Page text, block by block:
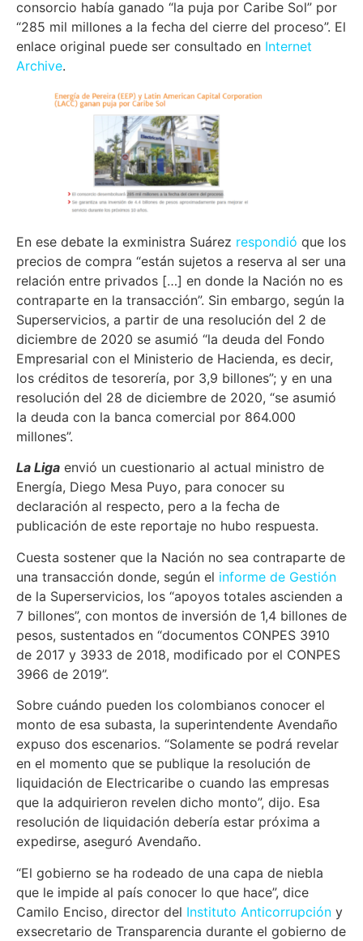
consorcio había ganado “la puja por Caribe Sol” por
“285 mil millones a la fecha del cierre del proceso”. El
enlace original puede ser consultado en Internet
Archive.
En ese debate la exministra Suárez respondió que los
precios de compra “están sujetos a reserva al ser una
relación entre privados […] en donde la Nación no es
contraparte en la transacción”. Sin embargo, según la
Superservicios, a partir de una resolución del 2 de
diciembre de 2020 se asumió “la deuda del Fondo
Empresarial con el Ministerio de Hacienda, es decir,
los créditos de tesorería, por 3,9 billones”; y en una
resolución del 28 de diciembre de 2020, “se asumió
la deuda con la banca comercial por 864.000
millones”.
La Liga envió un cuestionario al actual ministro de
Energía, Diego Mesa Puyo, para conocer su
declaración al respecto, pero a la fecha de
publicación de este reportaje no hubo respuesta.
Cuesta sostener que la Nación no sea contraparte de
una transacción donde, según el informe de Gestión
de la Superservicios, los “apoyos totales ascienden a
7 billones”, con montos de inversión de 1,4 billones de
pesos, sustentados en “documentos CONPES 3910
de 2017 y 3933 de 2018, modificado por el CONPES
3966 de 2019”.
Sobre cuándo pueden los colombianos conocer el
monto de esa subasta, la superintendente Avendaño
expuso dos escenarios. “Solamente se podrá revelar
en el momento que se publique la resolución de
liquidación de Electricaribe o cuando las empresas
que la adquirieron revelen dicho monto”, dijo. Esa
resolución de liquidación debería estar próxima a
expedirse, aseguró Avendaño.
“El gobierno se ha rodeado de una capa de niebla
que le impide al país conocer lo que hace”, dice
Camilo Enciso, director del Instituto Anticorrupción y
exsecretario de Transparencia durante el gobierno de